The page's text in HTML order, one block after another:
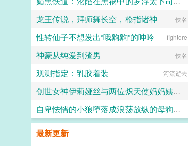
七七七
龙王传说，拜师舞长空，枪指诸神 佚名
性转仙子不想发出“哦齁齁”的呻吟 fightore
神豪从纯爱到渣男 佚名
观测指定：乳胶着装 河流逝去
创世女神伊莉娅丝与两位炽天使妈妈姨妈一起输给勇者的肉棒，神国沦陷成为新神王的永世肉便器
愛と税のために
自卑怯懦的小狼堕落成浪荡放纵的母狗一共需要多久？用快感洗刷掉一切自我和人格吧～
最新更新